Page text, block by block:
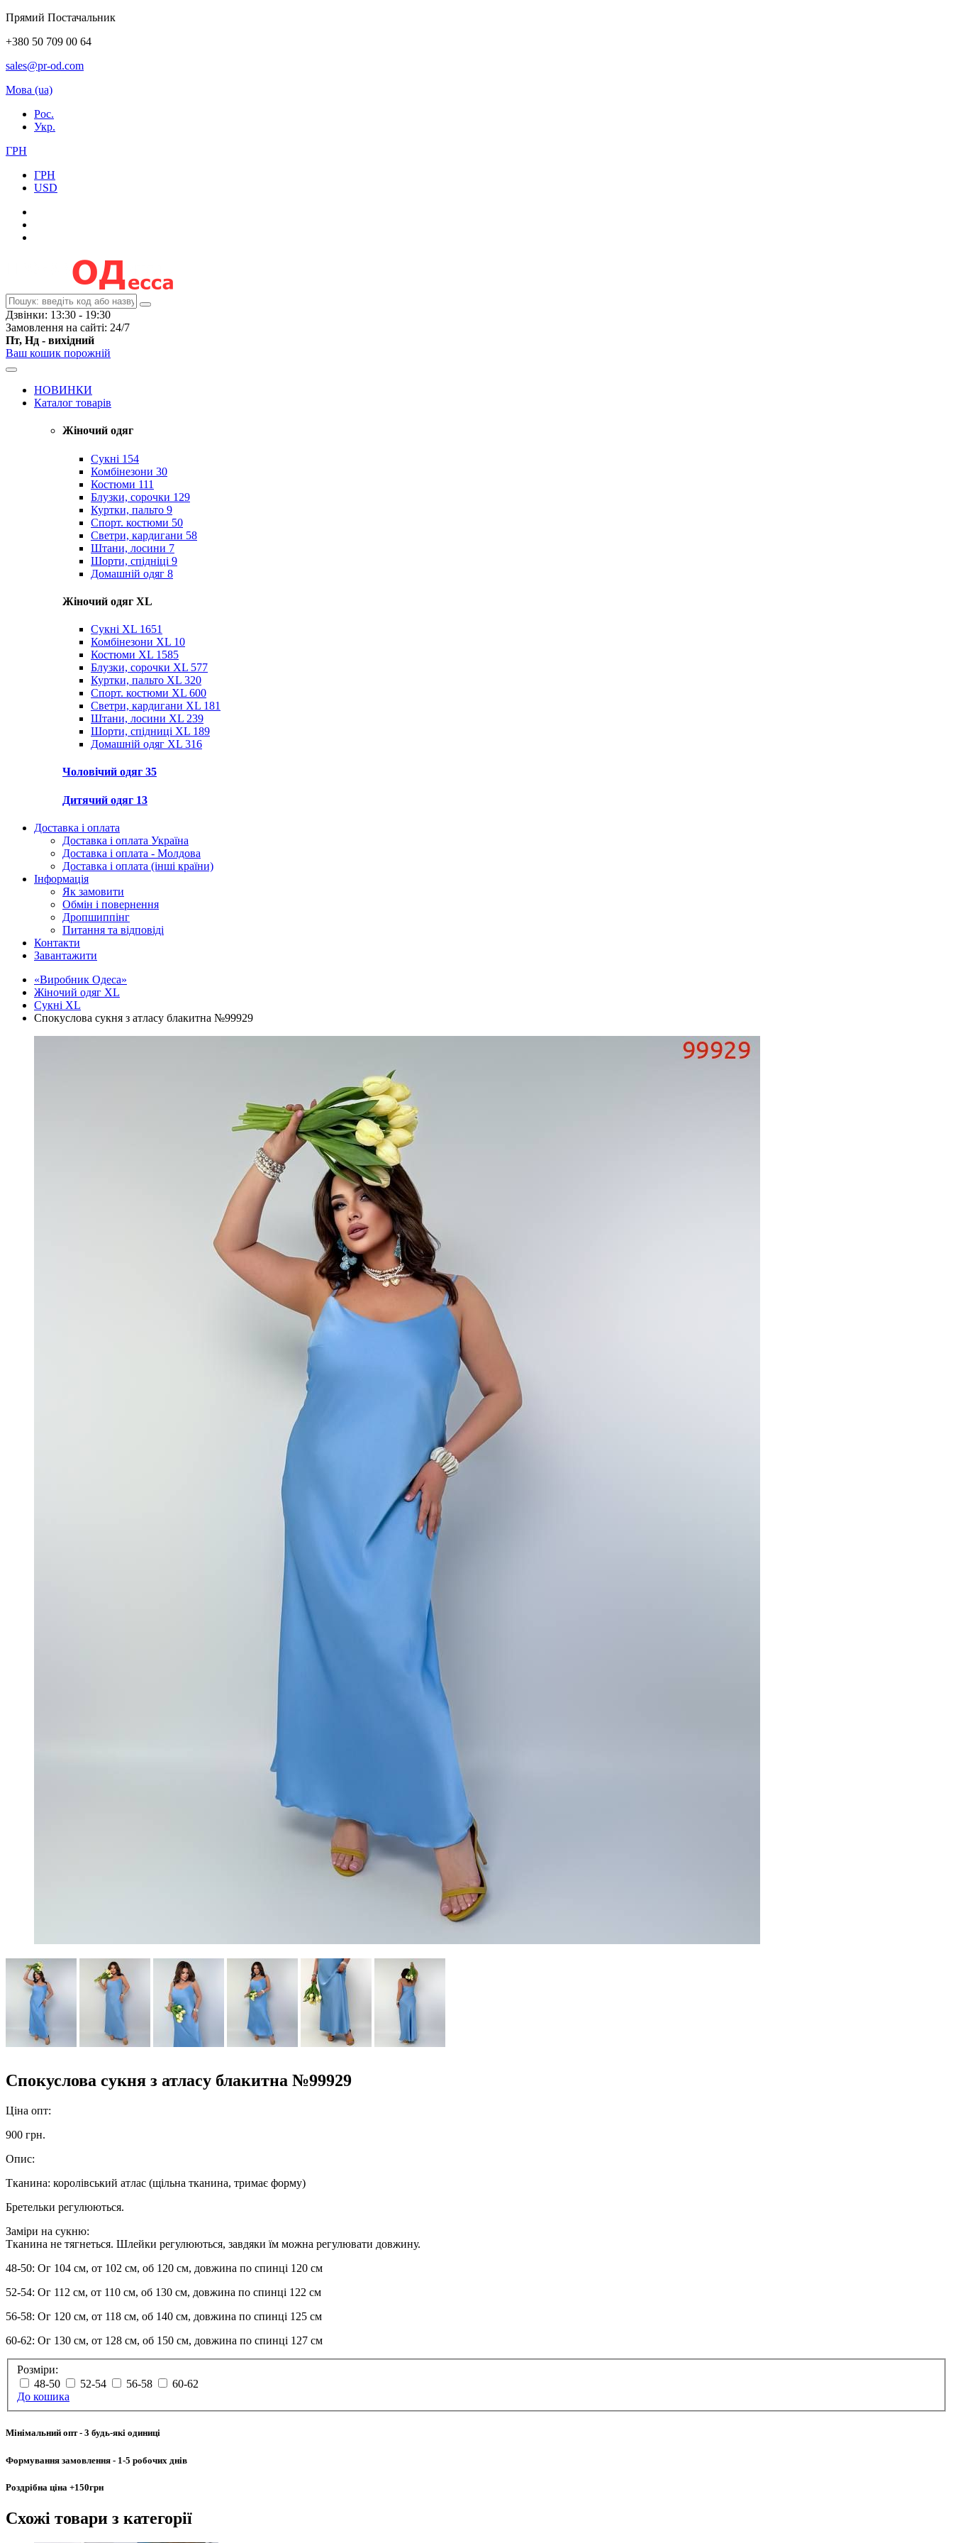
Прямий Постачальник
+380 50 709 00 64
sales@pr-od.com
Мова (ua)
Рос.
Укр.
ГРН
ГРН
USD
Дзвінки: 13:30 - 19:30
Замовлення на сайті: 24/7
Пт, Нд - вихідний
Ваш кошик порожній
НОВИНКИ
Каталог товарів
Жіночий одяг
Сукні 154
Комбінезони 30
Костюми 111
Блузки, сорочки 129
Куртки, пальто 9
Спорт. костюми 50
Светри, кардигани 58
Штани, лосини 7
Шорти, спідніці 9
Домашній одяг 8
Жіночий одяг XL
Cукні XL 1651
Комбінезони XL 10
Костюми XL 1585
Блузки, сорочки XL 577
Куртки, пальто XL 320
Спорт. костюми XL 600
Светри, кардигани XL 181
Штани, лосини XL 239
Шорти, спідниці XL 189
Домашній одяг XL 316
Чоловічий одяг 35
Дитячий одяг 13
Доставка і оплата
Доставка і оплата Україна
Доставка і оплата - Молдова
Доставка і оплата (інші країни)
Інформація
Як замовити
Обмін і повернення
Дропшиппінг
Питання та відповіді
Контакти
Завантажити
«Виробник Одеса»
Жіночий одяг XL
Cукні XL
Спокуслова сукня з атласу блакитна №99929
Спокуслова сукня з атласу блакитна №99929
Ціна опт:
900 грн.
Опис:
Тканина: королівський атлас (щільна тканина, тримає форму)
Бретельки регулюються.
Заміри на сукню:
Тканина не тягнеться. Шлейки регулюються, завдяки їм можна регулювати довжину.
48-50: Ог 104 см, от 102 см, об 120 см, довжина по спинці 120 см
52-54: Ог 112 см, от 110 см, об 130 см, довжина по спинці 122 см
56-58: Ог 120 см, от 118 см, об 140 см, довжина по спинці 125 см
60-62: Ог 130 см, от 128 см, об 150 см, довжина по спинці 127 см
Розміри:
48-50
52-54 56-58
60-62
До кошика
Мінімальний опт- 3 будь-які одиниці
Формування замовлення - 1-5 робочих днів
Роздрібна ціна +150грн
Схожі товари з категорії